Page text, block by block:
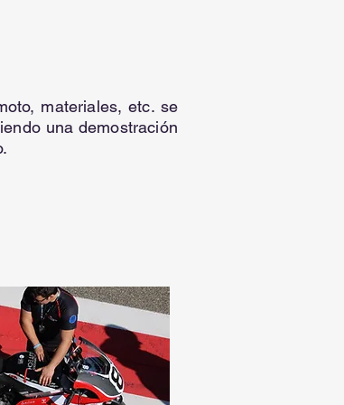
materiales, etc. se
una demostración